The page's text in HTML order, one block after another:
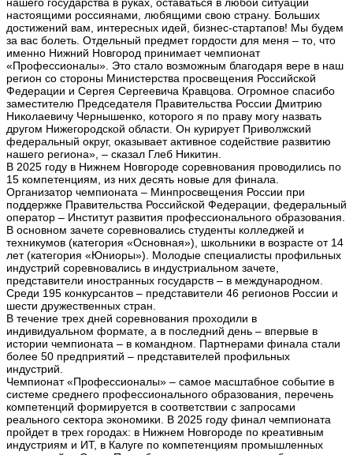
настоящими россиянами, любящими свою страну. Больших
достижений вам, интересных идей, бизнес-стартапов! Мы будем
за вас болеть. Отдельный предмет гордости для меня – то, что
именно Нижний Новгород принимает чемпионат
«Профессионалы». Это стало возможным благодаря вере в наш
регион со стороны Министерства просвещения Российской
Федерации и Сергея Сергеевича Кравцова. Огромное спасибо
заместителю Председателя Правительства России Дмитрию
Николаевичу Чернышенко, которого я по праву могу назвать
другом Нижегородской области. Он курирует Приволжский
федеральный округ, оказывает активное содействие развитию
нашего региона», – сказал Глеб Никитин.
В 2025 году в Нижнем Новгороде соревнования проводились по
15 компетенциям, из них десять новые для финала.
Организатор чемпионата – Минпросвещения России при
поддержке Правительства Российской Федерации, федеральный
оператор – Институт развития профессионального образования.
В основном зачете соревновались студенты колледжей и
техникумов (категория «Основная»), школьники в возрасте от 14
лет (категория «Юниоры»). Молодые специалисты профильных
индустрий соревновались в индустриальном зачете,
представители иностранных государств – в международном.
Среди 195 конкурсантов – представители 46 регионов России и
шести дружественных стран.
В течение трех дней соревнования проходили в
индивидуальном формате, а в последний день – впервые в
истории чемпионата – в командном. Партнерами финала стали
более 50 предприятий – представителей профильных
индустрий.
Чемпионат «Профессионалы» – самое масштабное событие в
системе среднего профессионального образования, перечень
компетенций формируется в соответствии с запросами
реального сектора экономики. В 2025 году финал чемпионата
пройдет в трех городах: в Нижнем Новгороде по креативным
индустриям и ИТ, в Калуге по компетенциям промышленных